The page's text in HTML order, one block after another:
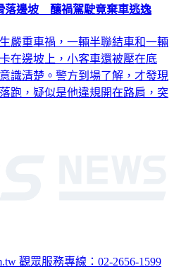
落邊坡 釀禍駕駛竟棄車逃逸
嚴重車禍，一輛半聯結車和一輛
在邊坡上，小客車還被壓在底
識清楚。警方到場了解，才發現
跑，疑似是他違規開在路肩，突
觀眾服務專線：02-2656-1599